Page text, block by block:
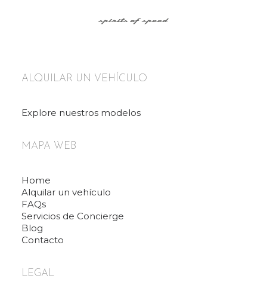
ALQUILAR UN VEHÍCULO
Explore nuestros modelos
MAPA WEB
Home
Alquilar un vehículo
FAQs
Servicios de Concierge
Blog
Contacto
LEGAL